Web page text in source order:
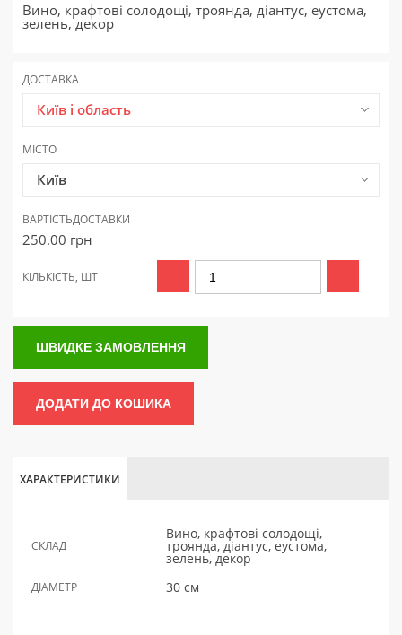
Вино, крафтові солодощі, троянда, діантус, еустома,
зелень, декор
ДОСТАВКА
Київ і область
МІСТО
Київ
ВАРТІСТЬДОСТАВКИ
250.00 грн
КІЛЬКІСТЬ, ШТ
ШВИДКЕ ЗАМОВЛЕННЯ
ДОДАТИ ДО КОШИКА
ХАРАКТЕРИСТИКИ
СКЛАД
Вино, крафтові солодощі,
троянда, діантус, еустома,
зелень, декор
ДІАМЕТР 30 см